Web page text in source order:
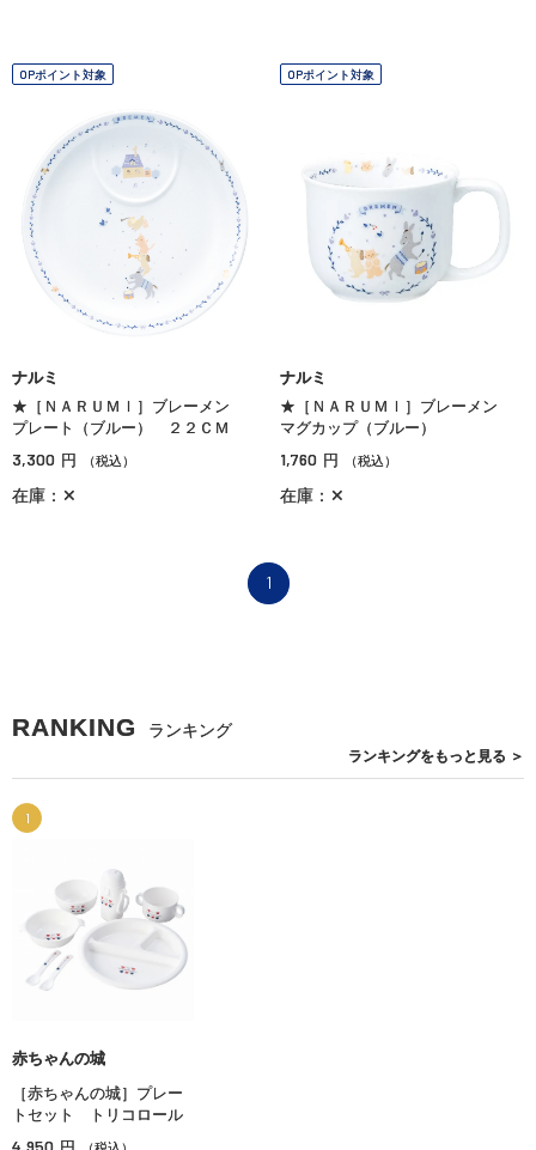
OPポイント対象
ナルミ
★［ＮＡＲＵＭＩ］ブレーメン
プレート（ブルー） ２２ＣＭ
3,300 円 （税込）
在庫：✕
OPポイント対象
ナルミ
★［ＮＡＲＵＭＩ］ブレーメン
マグカップ（ブルー）
1,760 円 （税込）
在庫：✕
1
RANKING ランキング
ランキングをもっと見る ＞
1
赤ちゃんの城
［赤ちゃんの城］プレー
トセット トリコロール
4,950